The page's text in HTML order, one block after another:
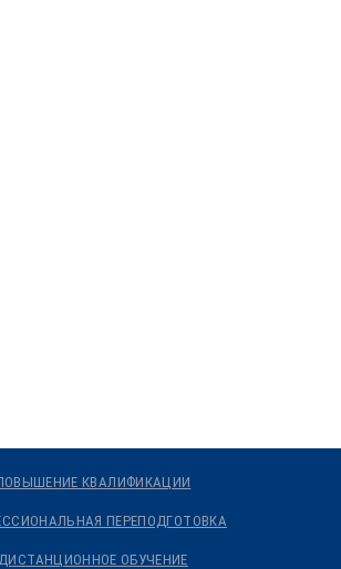
КВАЛИФИКАЦИИ
ПЕРЕПОДГОТОВКА
ДИСТАНЦИОННОЕ ОБУЧЕНИЕ